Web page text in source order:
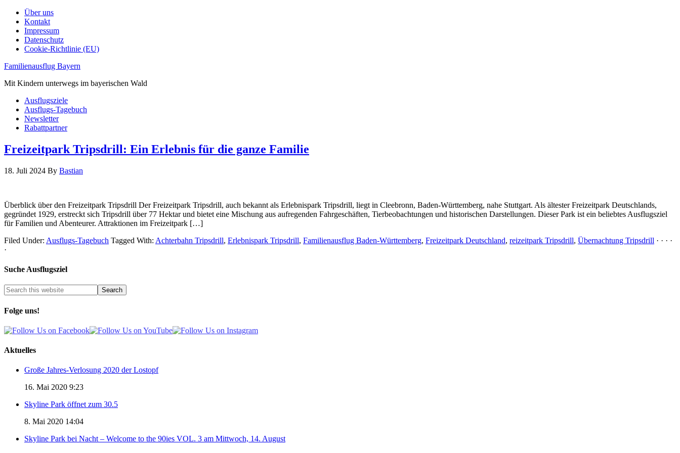
Über uns
Kontakt
Impressum
Datenschutz
Cookie-Richtlinie (EU)
Familienausflug Bayern
Mit Kindern unterwegs im bayerischen Wald
Ausflugsziele
Ausflugs-Tagebuch
Newsletter
Rabattpartner
Freizeitpark Tripsdrill: Ein Erlebnis für die ganze Familie
18. Juli 2024 By Bastian
Überblick über den Freizeitpark Tripsdrill Der Freizeitpark Tripsdrill, auch bekannt als Erlebnispark Tripsdrill, liegt in Cleebronn, Baden-Württemberg, nahe Stuttgart. Als ältester Freizeitpark Deutschlands,
gegründet 1929, erstreckt sich Tripsdrill über 77 Hektar und bietet eine Mischung aus aufregenden Fahrgeschäften, Tierbeobachtungen und historischen Darstellungen. Dieser Park ist ein beliebtes Ausflugsziel
für Familien und Abenteurer. Attraktionen im Freizeitpark […]
Filed Under: Ausflugs-Tagebuch Tagged With: Achterbahn Tripsdrill, Erlebnispark Tripsdrill, Familienausflug Baden-Württemberg, Freizeitpark Deutschland, reizeitpark Tripsdrill, Übernachtung Tripsdrill · · · ·
·
Suche Ausflugsziel
Folge uns!
Aktuelles
Große Jahres-Verlosung 2020 der Lostopf
16. Mai 2020 9:23
Skyline Park öffnet zum 30.5
8. Mai 2020 14:04
Skyline Park bei Nacht – Welcome to the 90ies VOL. 3 am Mittwoch, 14. August